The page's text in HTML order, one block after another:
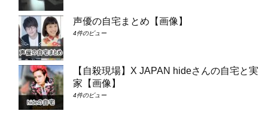
声優の自宅まとめ【画像】
4件のビュー
【自殺現場】X JAPAN hideさんの自宅と実
家【画像】
4件のビュー